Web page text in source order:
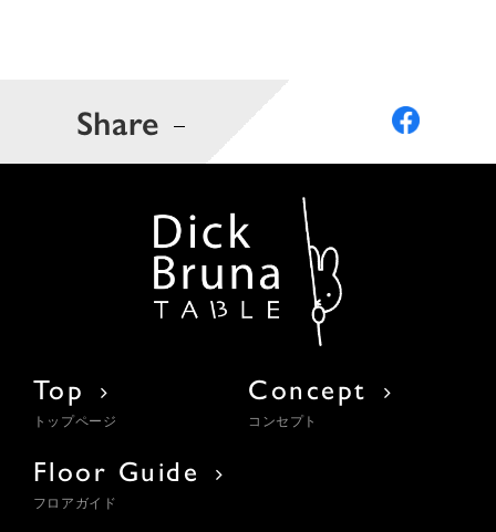
Share
Top
トップページ
Concept
コンセプト
Floor Guide
フロアガイド